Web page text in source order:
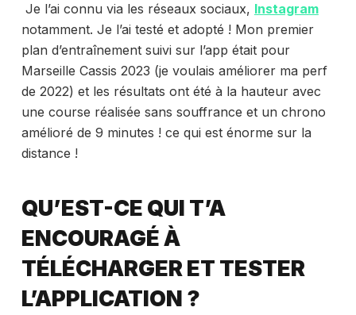
Je l’ai connu via les réseaux sociaux, Instagram
notamment. Je l’ai testé et adopté ! Mon premier
plan d’entraînement suivi sur l’app était pour
Marseille Cassis 2023 (je voulais améliorer ma perf
de 2022) et les résultats ont été à la hauteur avec
une course réalisée sans souffrance et un chrono
amélioré de 9 minutes ! ce qui est énorme sur la
distance !
QU’EST-CE QUI T’A
ENCOURAGÉ À
TÉLÉCHARGER ET TESTER
L’APPLICATION ?